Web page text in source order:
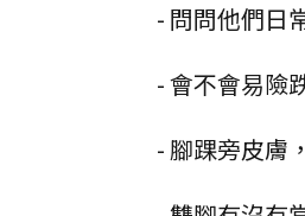
- 問問他們日
- 會不會易險
- 腳踝旁皮膚